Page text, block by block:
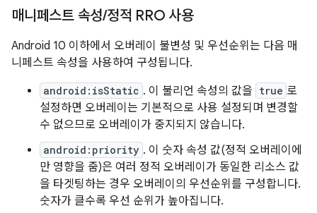
매니페스트 속성/정적 RRO 사용
Android 10 이하에서 오버레이 불변성 및 우선순위는 다음 매
니페스트 속성을 사용하여 구성됩니다.
android:isStatic . 이 불리언 속성의 값을 true 로
설정하면 오버레이는 기본적으로 사용 설정되며 변경할
수 없으므로 오버레이가 중지되지 않습니다.
android:priority . 이 숫자 속성 값(정적 오버레이에
만 영향을 줌)은 여러 정적 오버레이가 동일한 리소스 값
을 타겟팅하는 경우 오버레이의 우선순위를 구성합니다.
숫자가 클수록 우선 순위가 높아집니다.